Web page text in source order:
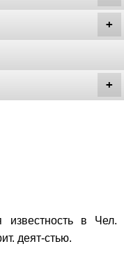
известность в Чел.
деят-стью.